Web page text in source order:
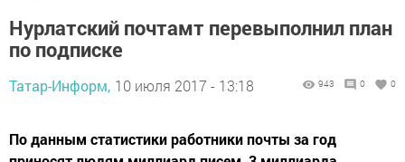
Нурлатский почтамт перевыполнил план
по подписке
Татар-Информ, 10 июля 2017 - 13:18 943 0 0
По данным статистики работники почты за год